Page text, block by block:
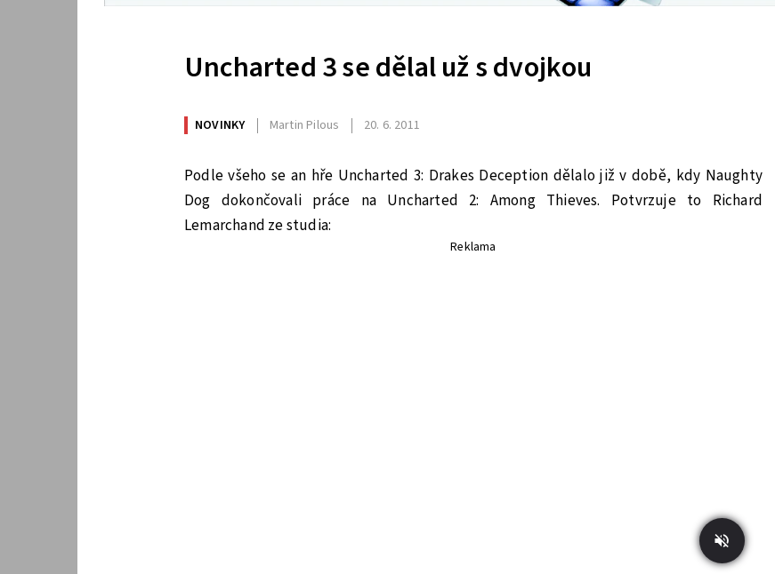
Uncharted 3 se dělal už s dvojkou
NOVINKY Martin Pilous 20. 6. 2011
Podle všeho se an hře Uncharted 3: Drakes Deception dělalo již v době, kdy Naughty
Dog dokončovali práce na Uncharted 2: Among Thieves. Potvrzuje to Richard
Lemarchand ze studia:
Reklama